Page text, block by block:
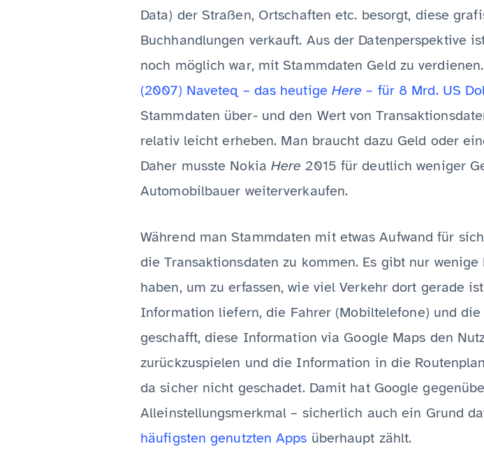
Data) der Straßen, Ortschaften etc. besorgt, diese
Buchhandlungen verkauft. Aus der Datenperspektive
noch möglich war, mit Stammdaten Geld zu
(2007) Naveteq – das heutige Here – für 8 Mrd. US
Stammdaten über- und den Wert von
relativ leicht erheben. Man braucht dazu Geld oder
Daher musste Nokia Here 2015 für deutlich weniger
Automobilbauer weiterverkaufen.
Während man Stammdaten mit etwas Aufwand für
die Transaktionsdaten zu kommen. Es gibt nur
haben, um zu erfassen, wie viel Verkehr dort gerade
Information liefern, die Fahrer (Mobiltelefone) und
geschafft, diese Information via Google Maps den
zurückzuspielen und die Information in die
da sicher nicht geschadet. Damit hat Google
Alleinstellungsmerkmal – sicherlich auch ein Grund
häufigsten genutzten Apps überhaupt zählt.